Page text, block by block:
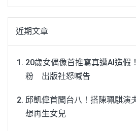
近期文章
20歲女偶像首推寫真遭AI造假
粉 出版社怒喊告
邱凱偉首闖台八！搭陳珮騏
想再生女兒